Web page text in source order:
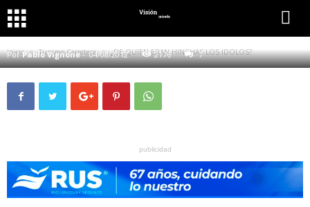
Inicio Turismo Carretera ¿DE QUIEN ERAN HINCHAS LOS IDOLOS?
TURISMO CARRETERA
¿DE QUIEN ERAN HINCHAS LOS IDOLOS?
Por Pablo Vignone- 04/08/2012 2176 7
publicidad